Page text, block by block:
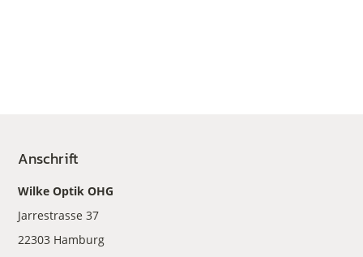
Anschrift
Wilke Optik OHG
Jarrestrasse 37
22303 Hamburg